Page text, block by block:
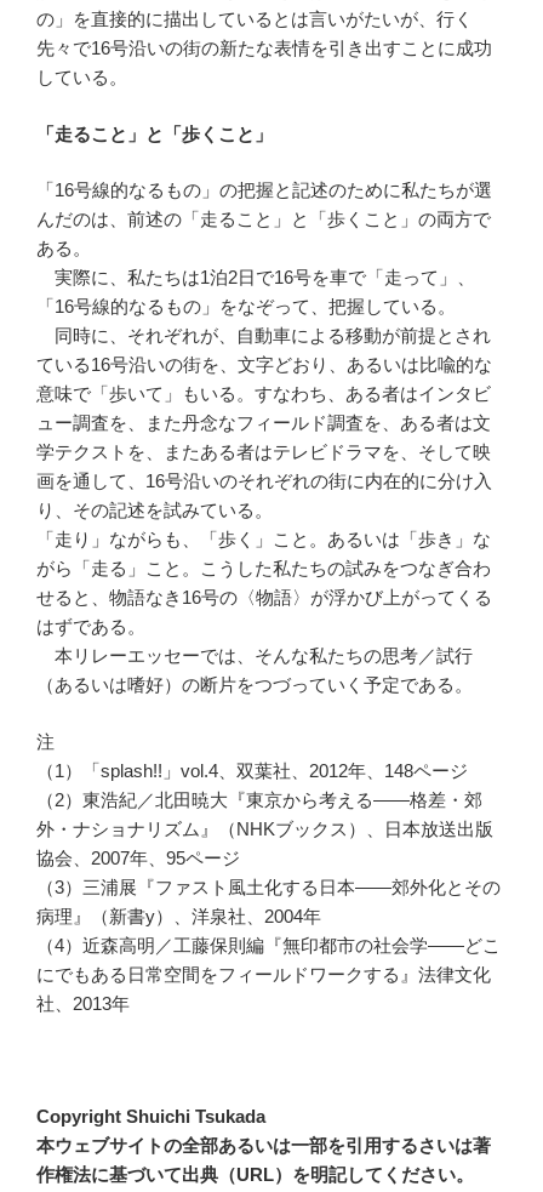
の」を直接的に描出しているとは言いがたいが、行く
先々で16号沿いの街の新たな表情を引き出すことに成功
している。
「走ること」と「歩くこと」
「16号線的なるもの」の把握と記述のために私たちが選
んだのは、前述の「走ること」と「歩くこと」の両方で
ある。
実際に、私たちは1泊2日で16号を車で「走って」、
「16号線的なるもの」をなぞって、把握している。
同時に、それぞれが、自動車による移動が前提とされ
ている16号沿いの街を、文字どおり、あるいは比喩的な
意味で「歩いて」もいる。すなわち、ある者はインタビ
ュー調査を、また丹念なフィールド調査を、ある者は文
学テクストを、またある者はテレビドラマを、そして映
画を通して、16号沿いのそれぞれの街に内在的に分け入
り、その記述を試みている。
「走り」ながらも、「歩く」こと。あるいは「歩き」な
がら「走る」こと。こうした私たちの試みをつなぎ合わ
せると、物語なき16号の〈物語〉が浮かび上がってくる
はずである。
本リレーエッセーでは、そんな私たちの思考／試行
（あるいは嗜好）の断片をつづっていく予定である。
注
（1）「splash!!」vol.4、双葉社、2012年、148ページ
（2）東浩紀／北田暁大『東京から考える——格差・郊
外・ナショナリズム』（NHKブックス）、日本放送出版
協会、2007年、95ページ
（3）三浦展『ファスト風土化する日本——郊外化とその
病理』（新書y）、洋泉社、2004年
（4）近森高明／工藤保則編『無印都市の社会学——どこ
にでもある日常空間をフィールドワークする』法律文化
社、2013年
Copyright Shuichi Tsukada
本ウェブサイトの全部あるいは一部を引用するさいは著
作権法に基づいて出典（URL）を明記してください。